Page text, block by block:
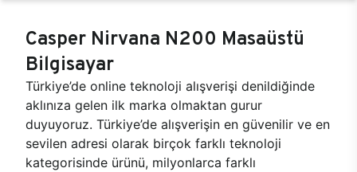
Casper Nirvana N200 Masaüstü
Bilgisayar
Türkiye’de online teknoloji alışverişi denildiğinde
aklınıza gelen ilk marka olmaktan gurur
duyuyoruz. Türkiye’de alışverişin en güvenilir ve en
sevilen adresi olarak birçok farklı teknoloji
kategorisinde ürünü, milyonlarca farklı